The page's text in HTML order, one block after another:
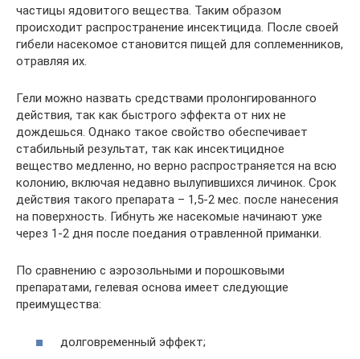
частицы ядовитого вещества. Таким образом
происходит распространение инсектицида. После своей
гибели насекомое становится пищей для соплеменников,
отравляя их.
Гели можно назвать средствами пролонгированного
действия, так как быстрого эффекта от них не
дождешься. Однако такое свойство обеспечивает
стабильный результат, так как инсектицидное
вещество медленно, но верно распространяется на всю
колонию, включая недавно вылупившихся личинок. Срок
действия такого препарата – 1,5-2 мес. после нанесения
на поверхность. Гибнуть же насекомые начинают уже
через 1-2 дня после поедания отравленной приманки.
По сравнению с аэрозольными и порошковыми
препаратами, гелевая основа имеет следующие
преимущества:
долговременный эффект;